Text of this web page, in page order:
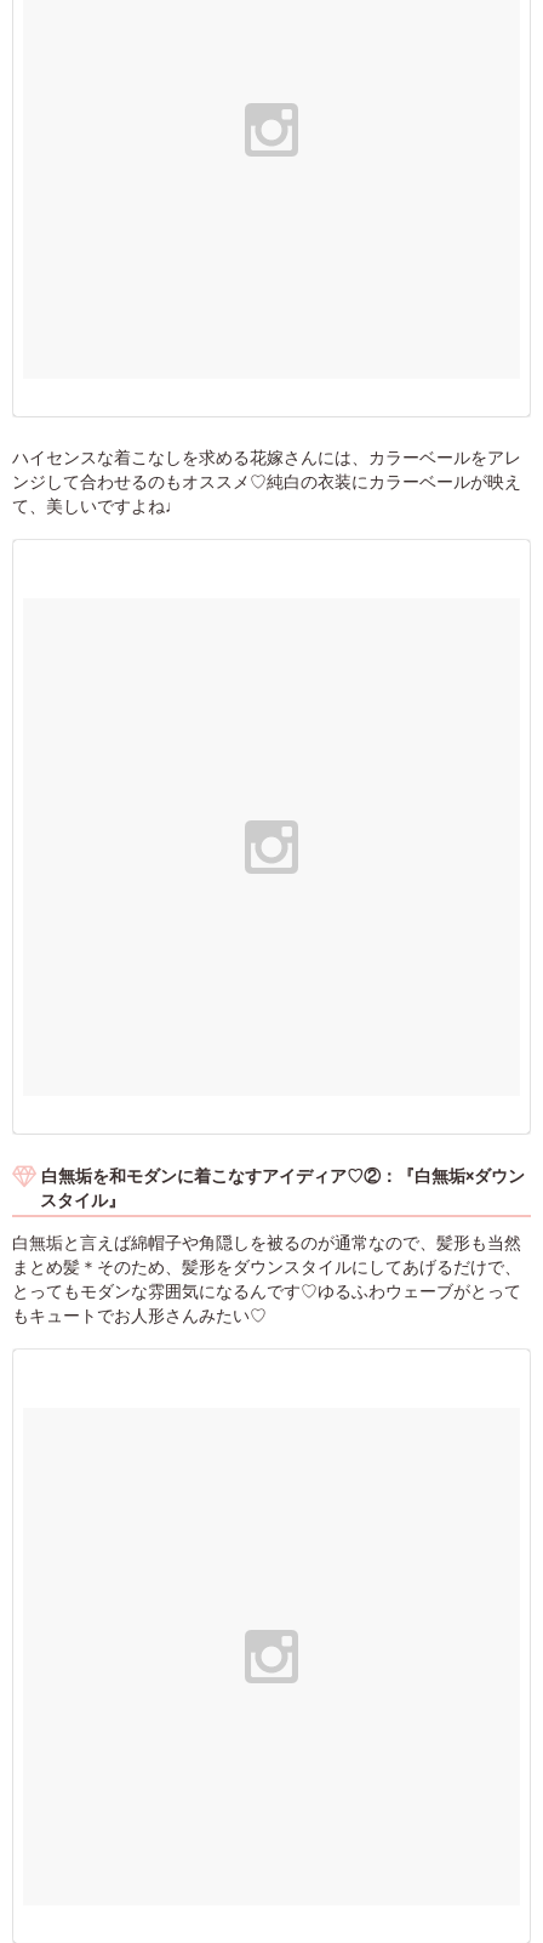
ハイセンスな着こなしを求める花嫁さんには、カラーベールをアレ
ンジして合わせるのもオススメ♡純白の衣装にカラーベールが映え
て、美しいですよね♩
白無垢を和モダンに着こなすアイディア♡②：『白無垢×ダウン
スタイル』
白無垢と言えば綿帽子や角隠しを被るのが通常なので、髪形も当然
まとめ髪＊そのため、髪形をダウンスタイルにしてあげるだけで、
とってもモダンな雰囲気になるんです♡ゆるふわウェーブがとって
もキュートでお人形さんみたい♡